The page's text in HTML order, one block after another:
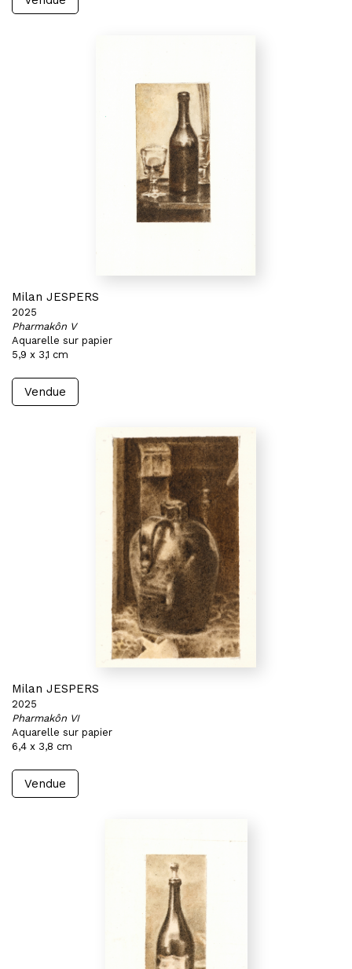
Milan JESPERS
2025
Pharmakôn V
Aquarelle sur papier
5,9 x 3,1 cm
Vendue
Milan JESPERS
2025
Pharmakôn VI
Aquarelle sur papier
6,4 x 3,8 cm
Vendue